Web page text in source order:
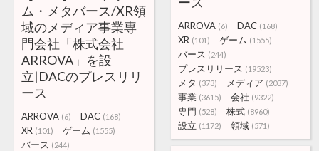
ARROVA (6) DAC (168)
XR (101) ゲーム (1555)
バース (244)
プレスリリース (19523)
メタ (373) メディア (2037)
事業 (3615) 会社 (9322)
専門 (528) 株式 (8960)
設立 (1172) 領域 (571)
ム・メタバース/XR領
域のメディア事業専
門会社「株式会社
ARROVA」を設
立|DACのプレスリリ
ース
ARROVA (6) DAC (168)
XR (101) ゲーム (1555)
バース (244)